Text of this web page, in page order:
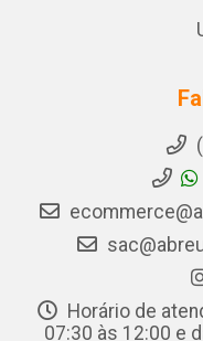
Horário de
07:30 às 12:00 e